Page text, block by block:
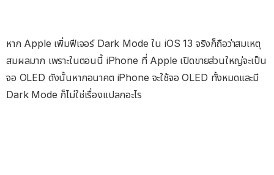
หาก Apple เพิ่มฟีเจอร์ Dark Mode ใน iOS 13 จริงก็ถือว่าสมเหตุ
สมผลมาก เพราะในตอนนี้ iPhone ที่ Apple เปิดขายส่วนใหญ่จะเป็น
จอ OLED ดังนั้นหากอนาคต iPhone จะใช้จอ OLED ทั้งหมดและมี
Dark Mode ก็ไม่ใช่เรื่องแปลกอะไร